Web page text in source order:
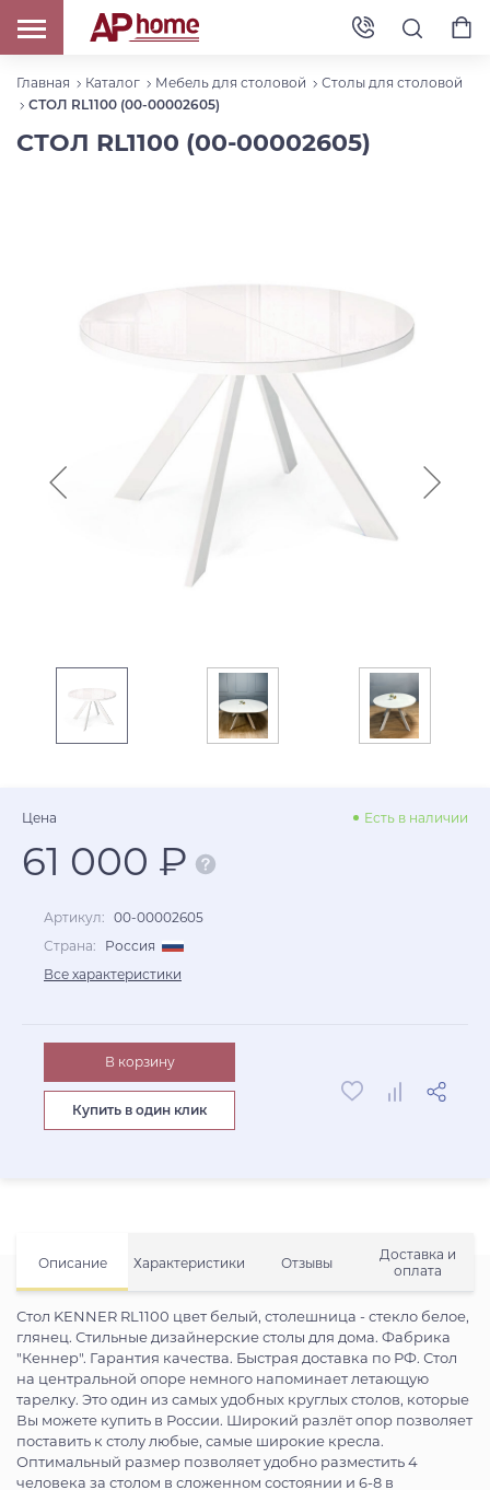
Главная Каталог Мебель для столовой
Столы для столовой
СТОЛ RL1100 (00-00002605)
СТОЛ RL1100 (00-00002605)
Описание Характеристики Отзывы
Доставка и
оплата
Стол KENNER RL1100 цвет белый, столешница - стекло белое,
глянец. Стильные дизайнерские столы для дома. Фабрика
"Кеннер". Гарантия качества. Быстрая доставка по РФ. Стол
на центральной опоре немного напоминает летающую
тарелку. Это один из самых удобных круглых столов, которые
Вы можете купить в России. Широкий разлёт опор позволяет
поставить к столу любые, самые широкие кресла.
Оптимальный размер позволяет удобно разместить 4
человека за столом в сложенном состоянии и 6-8 в
Цена Есть в наличии
61 000 ₽
Артикул: 00-00002605
Страна:
Россия
Все характеристики
В корзину
Купить в один клик